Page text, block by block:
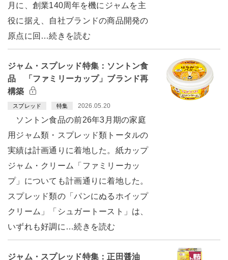
月に、創業140周年を機にジャムを主
役に据え、自社ブランドの商品開発の
原点に回…続きを読む
ジャム・スプレッド特集：ソントン食
品 「ファミリーカップ」ブランド再
構築
スプレッド 特集 2026.05.20
ソントン食品の前26年3月期の家庭
用ジャム類・スプレッド類トータルの
実績は計画通りに着地した。紙カップ
ジャム・クリーム「ファミリーカッ
プ」についても計画通りに着地した。
スプレッド類の「パンにぬるホイップ
クリーム」「シュガートースト」は、
いずれも好調に…続きを読む
ジャム・スプレッド特集：正田醤油